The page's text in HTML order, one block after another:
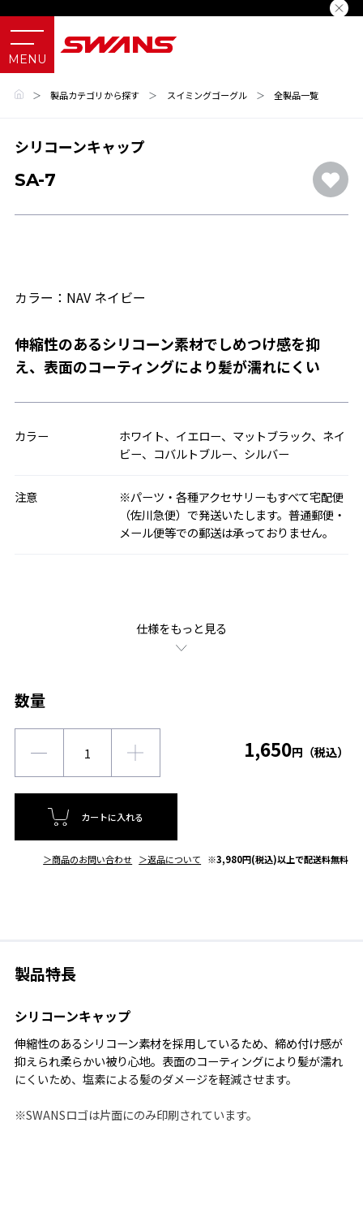
＞ 製品カテゴリから探す ＞ スイミングゴーグル ＞ 全製品一覧
シリコーンキャップ
SA-7
カラー：NAV ネイビー
伸縮性のあるシリコーン素材でしめつけ感を抑
え、表面のコーティングにより髪が濡れにくい
カラー
ホワイト、イエロー、マットブラック、ネイ
ビー、コバルトブルー、シルバー
注意
※パーツ・各種アクセサリーもすべて宅配便
（佐川急便）で発送いたします。普通郵便・
メール便等での郵送は承っておりません。
仕様をもっと見る
数量
1,650円（税込）
カートに入れる
＞商品のお問い合わせ ＞返品について ※3,980円(税込)以上で配送料無料
製品特長
シリコーンキャップ
伸縮性のあるシリコーン素材を採用しているため、締め付け感が
抑えられ柔らかい被り心地。表面のコーティングにより髪が濡れ
にくいため、塩素による髪のダメージを軽減させます。
※SWANSロゴは片面にのみ印刷されています。